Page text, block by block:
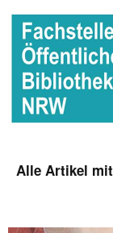
Alle Artikel